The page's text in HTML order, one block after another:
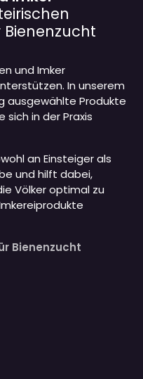
und Imker
In unserem
ausgewählte Produkte
sich in der Praxis
an Einsteiger als
und hilft dabei,
Völker optimal zu
Bienenzucht